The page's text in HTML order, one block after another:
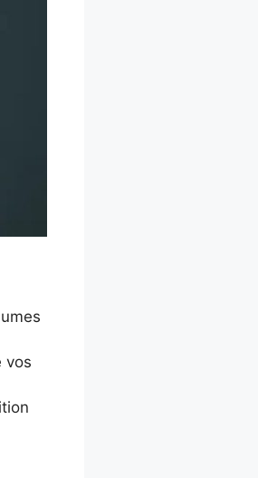
vos